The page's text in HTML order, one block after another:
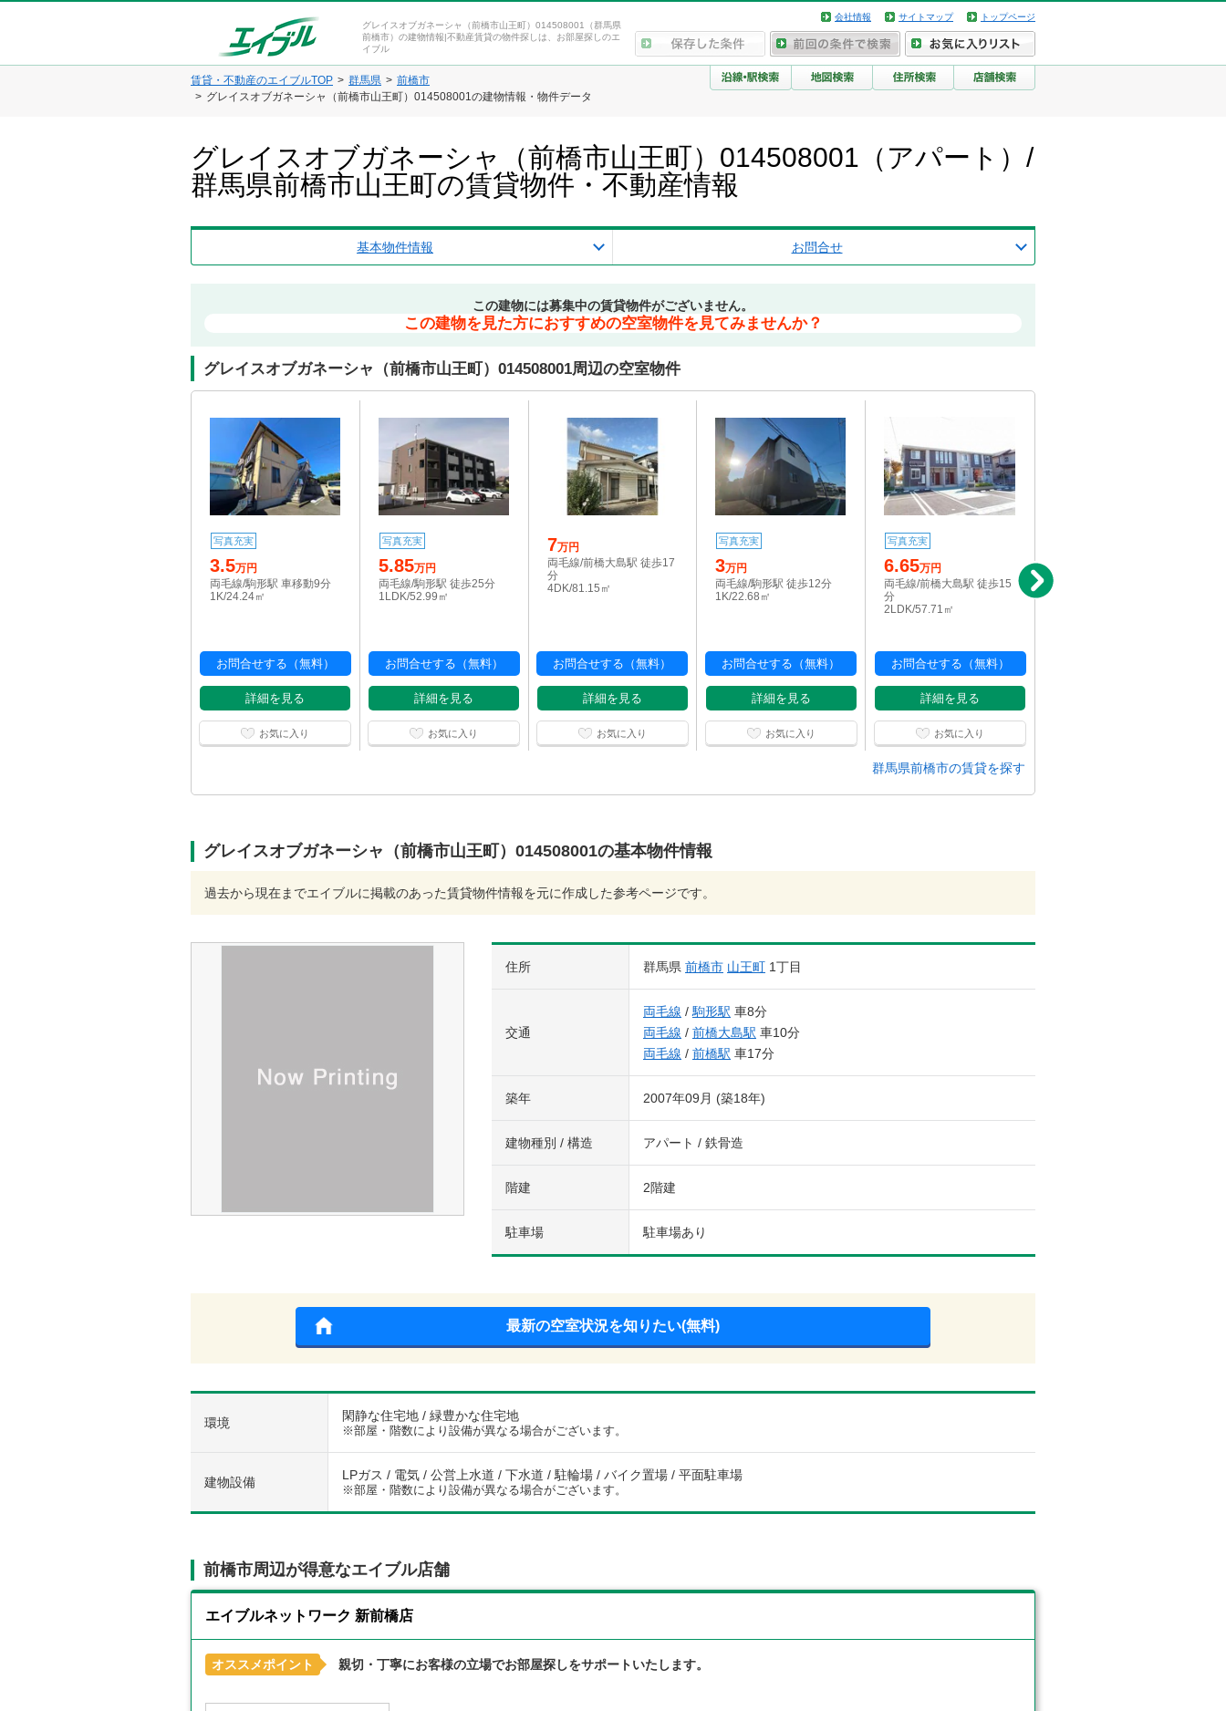
グレイスオブガネーシャ（前橋市山王町）014508001（群馬県
前橋市）の建物情報|不動産賃貸の物件探しは、お部屋探しのエ
イブル
会社情報 サイトマップ トップページ
賃貸・不動産のエイブルTOP 群馬県
前橋市
グレイスオブガネーシャ（前橋市山王町）014508001の建物情報・物件データ
グレイスオブガネーシャ（前橋市山王町）014508001（アパート）/
群馬県前橋市山王町の賃貸物件・不動産情報
基本物件情報 お問合せ
この建物には募集中の賃貸物件がございません。
この建物を見た方におすすめの空室物件を見てみませんか？
グレイスオブガネーシャ（前橋市山王町）014508001周辺の空室物件
写真充実
3.5万円
両毛線/駒形駅 車移動9分
1K/24.24㎡
お問合せする（無料）
詳細を見る
お気に入り
写真充実
5.85万円
両毛線/駒形駅 徒歩25分
1LDK/52.99㎡
お問合せする（無料）
詳細を見る
お気に入り
7万円
両毛線/前橋大島駅 徒歩17
分
4DK/81.15㎡
お問合せする（無料）
詳細を見る
お気に入り
写真充実
3万円
両毛線/駒形駅 徒歩12分
1K/22.68㎡
お問合せする（無料）
詳細を見る
お気に入り
写真充実
6.65万円
両毛線/前橋大島駅 徒歩15
分
2LDK/57.71㎡
お問合せする（無料）
詳細を見る
お気に入り
両毛線/前橋大島駅 徒歩15
群馬県前橋市の賃貸を探す
グレイスオブガネーシャ（前橋市山王町）014508001の基本物件情報
過去から現在までエイブルに掲載のあった賃貸物件情報を元に作成した参考ページです。
住所 群馬県 前橋市 山王町 1丁目
交通
両毛線 / 駒形駅 車8分
両毛線 / 前橋大島駅 車10分
両毛線 / 前橋駅 車17分
築年 2007年09月 (築18年)
建物種別 / 構造 アパート / 鉄骨造
階建 2階建
駐車場 駐車場あり
最新の空室状況を知りたい(無料)
環境 閑静な住宅地 / 緑豊かな住宅地
※部屋・階数により設備が異なる場合がございます。
建物設備 LPガス / 電気 / 公営上水道 / 下水道 / 駐輪場 / バイク置場 / 平面駐車場
※部屋・階数により設備が異なる場合がございます。
前橋市周辺が得意なエイブル店舗
エイブルネットワーク 新前橋店
オススメポイント 親切・丁寧にお客様の立場でお部屋探しをサポートいたします。